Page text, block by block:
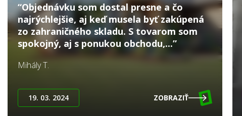
“Objednávku som dostal presne a čo
najrýchlejšie, aj keď musela byť zakúpená
zo zahraničného skladu. S tovarom som
spokojný, aj s ponukou obchodu,...”
Mihály T.
19. 03. 2024 ZOBRAZIŤ